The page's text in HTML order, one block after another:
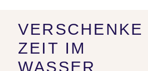
VERSCHENKE
ZEIT IM
WASSER